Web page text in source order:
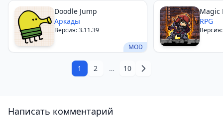
MOD
Doodle Jump
Аркады
Версия: 3.11.39
Magic
RPG
1 2 … 10
Написать комментарий